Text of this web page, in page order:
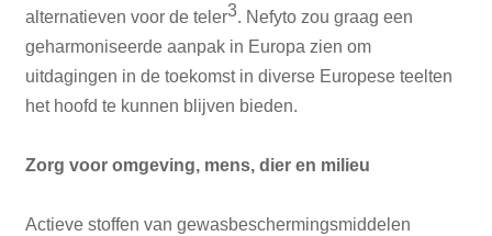
alternatieven voor de teler3. Nefyto zou graag een
geharmoniseerde aanpak in Europa zien om
uitdagingen in de toekomst in diverse Europese teelten
het hoofd te kunnen blijven bieden.
Zorg voor omgeving, mens, dier en milieu
Actieve stoffen van gewasbeschermingsmiddelen